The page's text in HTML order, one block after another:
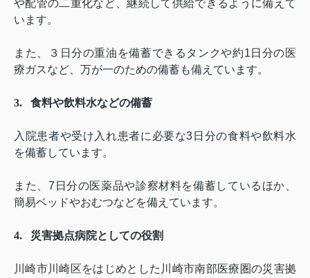
や配管の二重化など、継続して供給できるように備えて
います。
また、３日分の重油を備蓄できるタンクや約1 日分の医
療ガスなど、万が一のための備蓄も備えています。
3. 食料や飲料水などの備蓄
入院患者や受け入れ患者に必要な3 日分の食料や飲料水
を備蓄しています。
また、 7 日分の医薬品や診察材料を備蓄しているほか、
簡易ベッドやおむつなどを備えています。
4. 災害拠点病院としての役割
川崎市川崎区をはじめとした川崎市南部医療圏の災害拠